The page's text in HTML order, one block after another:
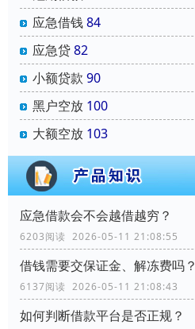
应急借钱84
应急贷82
小额贷款 90
黑户空放 100
大额空放 103
应急借款会不会越借越穷？
6203阅读 2026-05-11 21:08:55
借钱需要交保证金、解冻费吗？
6137阅读 2026-05-11 21:08:43
如何判断借款平台是否正规？